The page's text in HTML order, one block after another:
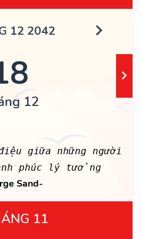
12 2042
12
giữa những người
phúc lý tưởng
Sand-
11